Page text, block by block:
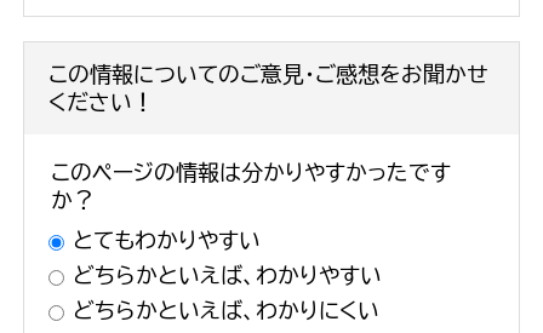
この情報についてのご意見・ご感想をお聞かせ
ください！
このページの情報は分かりやすかったです
か？
とてもわかりやすい
どちらかといえば、わかりやすい
どちらかといえば、わかりにくい